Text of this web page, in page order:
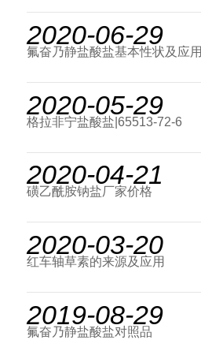
2020-06-29
氟奋乃静盐酸盐基本性状及应用
2020-05-29
格拉非宁盐酸盐|65513-72-6
2020-04-21
磺乙酰胺钠盐厂家价格
2020-03-20
红车轴草素的来源及应用
2019-08-29
氟奋乃静盐酸盐对照品